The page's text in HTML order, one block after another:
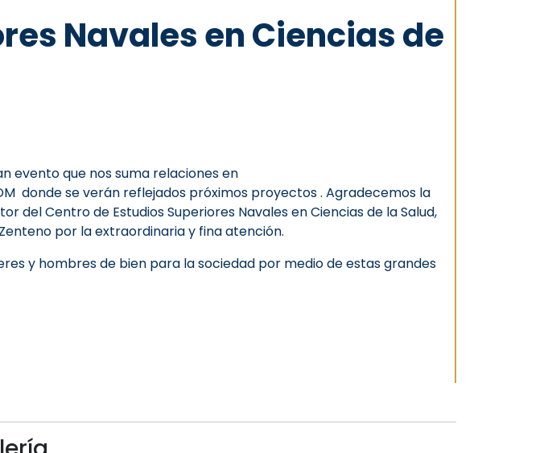
Navales en Ciencias de
evento que nos suma relaciones en
donde se verán reflejados próximos proyectos . Agradecemos la
Centro de Estudios Superiores Navales en Ciencias de la Salud,
por la extraordinaria y fina atención.
y hombres de bien para la sociedad por medio de estas grandes